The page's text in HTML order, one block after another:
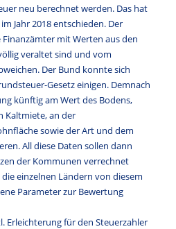
neu berechnet werden. Das hat
Jahr 2018 entschieden. Der
mit Werten aus den
veraltet sind und vom
Der Bund konnte sich
Gesetz einigen. Demnach
künftig am Wert des Bodens,
Kaltmiete, an der
sowie der Art und dem
All diese Daten sollen dann
der Kommunen verrechnet
einzelnen Ländern von diesem
Parameter zur Bewertung
Erleichterung für den Steuerzahler